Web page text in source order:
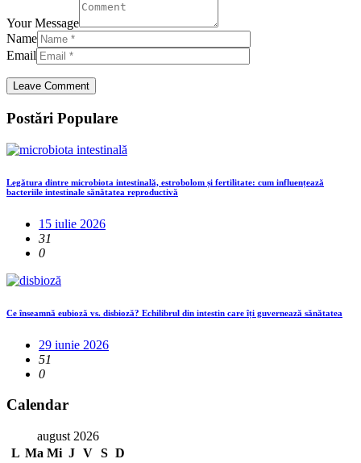
Your Message
Name
Email
Postări Populare
Legătura dintre microbiota intestinală, estrobolom și fertilitate: cum influențează
bacteriile intestinale sănătatea reproductivă
15 iulie 2026
31
0
Ce înseamnă eubioză vs. disbioză? Echilibrul din intestin care îți guvernează sănătatea
29 iunie 2026
51
0
Calendar
august 2026
L Ma Mi J V S D